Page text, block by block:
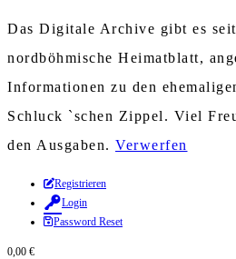
Das Digitale Archive gibt es
nordböhmische Heimatblatt,
Informationen zu den
Schluck `schen Zippel. Viel
den Ausgaben. Verwerfen
Zum
Inhalt
springen
Registrieren
Login
Password Reset
0,00 €